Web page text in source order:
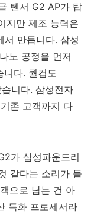
텐서 G2 AP가 탑
지만 제조 능력은
만듭니다. 삼성
노 공정을 먼저
니다. 퀄컴도
니다. 삼성전자
존 고객까지 다
가 삼성파운드리
같다는 소리가 들
으로 남는 건 아
특화 프로세서라